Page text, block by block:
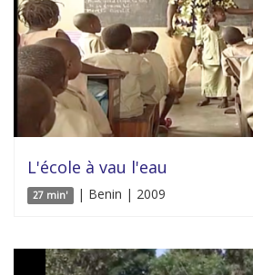
L'école à vau l'eau
27 min' | Benin | 2009